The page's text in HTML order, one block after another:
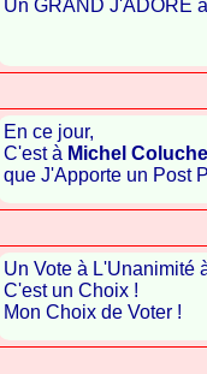
Un GRAND J'ADORE
En ce jour,
C'est à Michel Coluche
que J'Apporte un Post
Un Vote à L'Unanimité
C'est un Choix !
Mon Choix de Voter !